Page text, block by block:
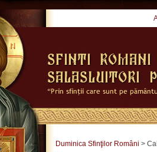
Duminica Sfinţilor Români >